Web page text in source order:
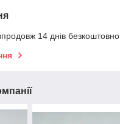
14 днів безкоштовно